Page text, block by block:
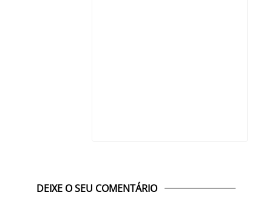
DEIXE O SEU COMENTÁRIO